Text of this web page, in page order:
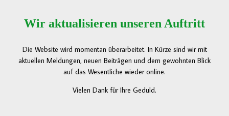
Wir aktualisieren unseren Auftritt
Die Website wird momentan überarbeitet. In Kürze sind wir mit
aktuellen Meldungen, neuen Beiträgen und dem gewohnten Blick
auf das Wesentliche wieder online.
Vielen Dank für Ihre Geduld.